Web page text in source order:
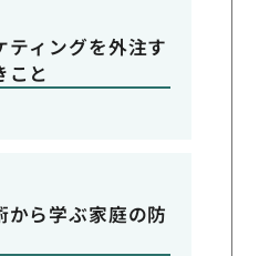
ティングを外注す
こと
から学ぶ家庭の防